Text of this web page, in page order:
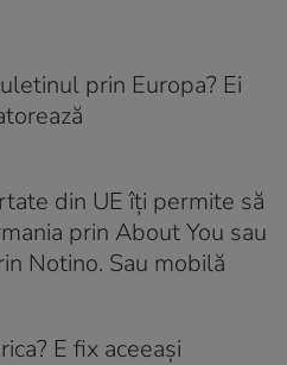
prin Europa? Ei
din UE îți permite să
prin About You sau
Notino. Sau mobilă
E fix aceeași